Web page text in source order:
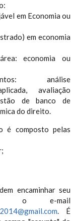
em Economia ou
em economia
economia ou
análise
avaliação
de banco de
do direito.
é composto pelas
encaminhar seu
o e-mail
. É